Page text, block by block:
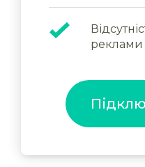
реклами